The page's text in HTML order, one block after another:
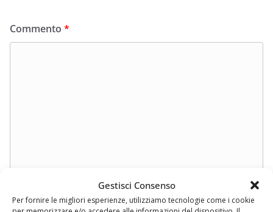
Gestisci Consenso
Per fornire le migliori esperienze, utilizziamo tecnologie come i cookie
Commento *
Nome *